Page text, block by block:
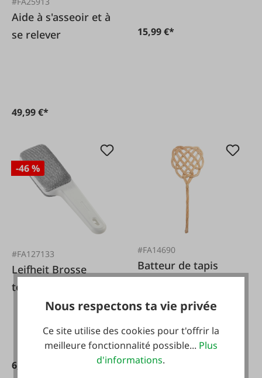
Aide à s'asseoir et à
se relever
49,99 €*
15,99 €*
-46 %
#FA127133
Leifheit Brosse
textile Dressetta
6,99 €*
#FA14690
Batteur de tapis
15,99 €*
Nous respectons ta vie privée
Ce site utilise des cookies pour t'offrir la
meilleure fonctionnalité possible... Plus
d'informations.